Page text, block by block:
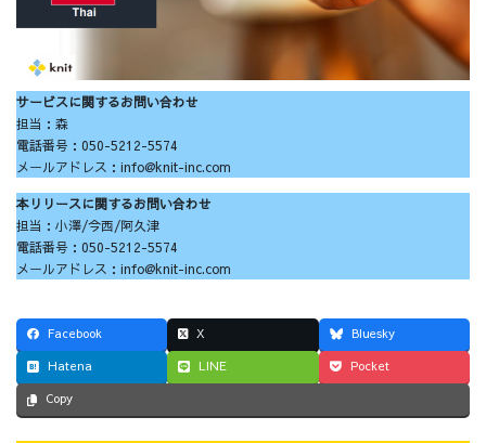
サービスに関するお問い合わせ
担当：森
電話番号：050-5212-5574
メールアドレス：info@knit-inc.com
本リリースに関するお問い合わせ
担当：小澤/今西/阿久津
電話番号：050-5212-5574
メールアドレス：info@knit-inc.com
Facebook X
Bluesky
Hatena
LINE Pocket
Copy